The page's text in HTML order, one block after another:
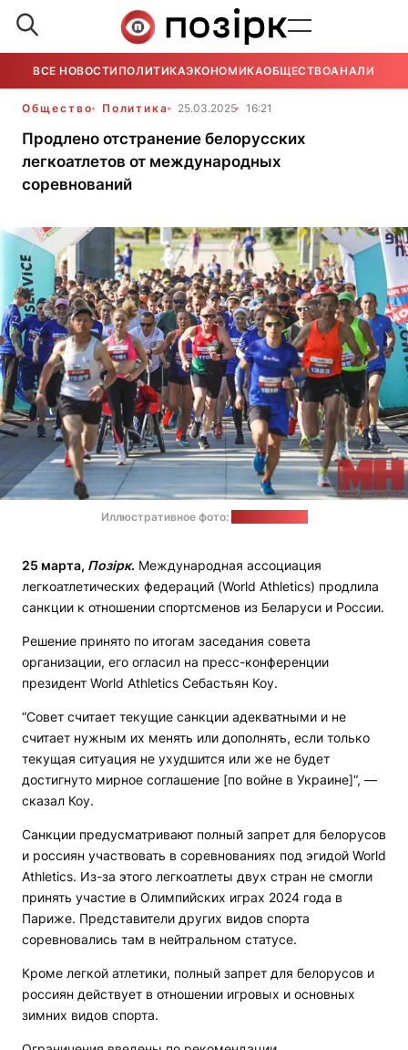
ВСЕ НОВОСТИ ПОЛИТИКАЭКОНОМИКАОБЩЕСТВОАНАЛИТИКА
Общество Политика 25.03.2025 16:21
Продлено отстранение белорусских
легкоатлетов от международных
соревнований
Иллюстративное фото:
25 марта, Позірк. Международная ассоциация
легкоатлетических федераций (World Athletics) продлила
санкции к отношении спортсменов из Беларуси и России.
Решение принято по итогам заседания совета
организации, его огласил на пресс-конференции
президент World Athletics Себастьян Коу.
“Совет считает текущие санкции адекватными и не
считает нужным их менять или дополнять, если только
текущая ситуация не ухудшится или же не будет
достигнуто мирное соглашение [по войне в Украине]“, —
сказал Коу.
Санкции предусматривают полный запрет для белорусов
и россиян участвовать в соревнованиях под эгидой World
Athletics. Из-за этого легкоатлеты двух стран не смогли
принять участие в Олимпийских играх 2024 года в
Париже. Представители других видов спорта
соревновались там в нейтральном статусе.
Кроме легкой атлетики, полный запрет для белорусов и
россиян действует в отношении игровых и основных
зимних видов спорта.